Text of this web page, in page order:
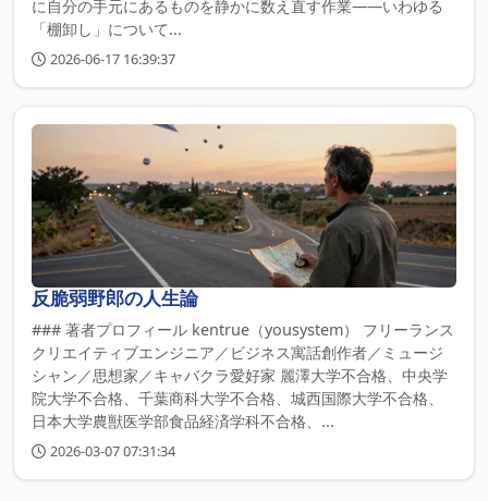
に自分の手元にあるものを静かに数え直す作業――いわゆる
「棚卸し」について...
2026-06-17 16:39:37
反脆弱野郎の人生論
### 著者プロフィール kentrue（yousystem） フリーランス
クリエイティブエンジニア／ビジネス寓話創作者／ミュージ
シャン／思想家／キャバクラ愛好家 麗澤大学不合格、中央学
院大学不合格、千葉商科大学不合格、城西国際大学不合格、
日本大学農獣医学部食品経済学科不合格、...
2026-03-07 07:31:34